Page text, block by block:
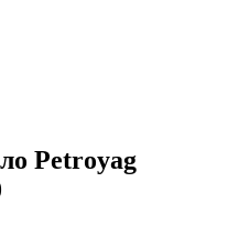
Petroyag